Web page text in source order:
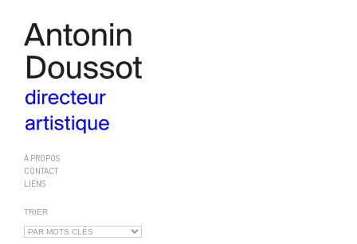
À PROPOS
CONTACT
LIENS
TRIER